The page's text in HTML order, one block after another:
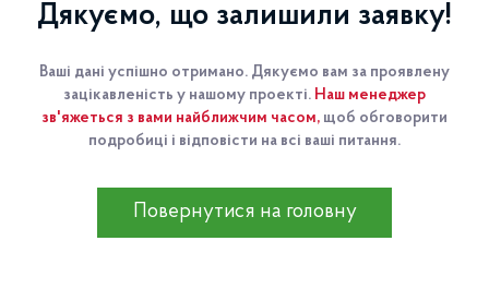
Про Bukovel
Оренда
Події
Контакти
Дякуємо, що залишили заявку!
Ваші дані успішно отримано. Дякуємо вам за проявлену
зацікавленість у нашому проекті. Наш менеджер
зв'яжеться з вами найближчим часом, щоб обговорити
подробиці і відповісти на всі ваші питання.
Повернутися на головну